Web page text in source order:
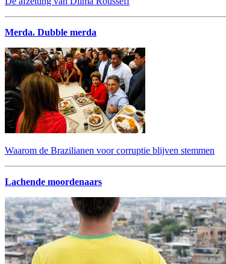
Merda. Dubble merda
Waarom de Brazilianen voor corruptie blijven stemmen
Lachende moordenaars